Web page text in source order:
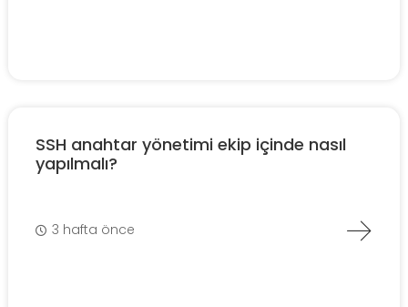
SSH anahtar yönetimi ekip içinde nasıl
yapılmalı?
3 hafta önce